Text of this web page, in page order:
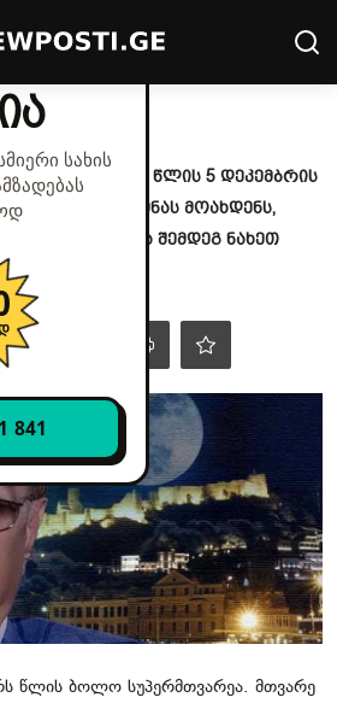
სახის
841
2025 წლის 5 დეკემბრის
გავლენას მოახდენს,
ხართ და შემდეგ ნახეთ
წლის ბოლო სუპერმთვარეა. მთვარე